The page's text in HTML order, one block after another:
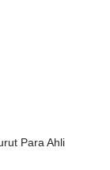
Para Ahli